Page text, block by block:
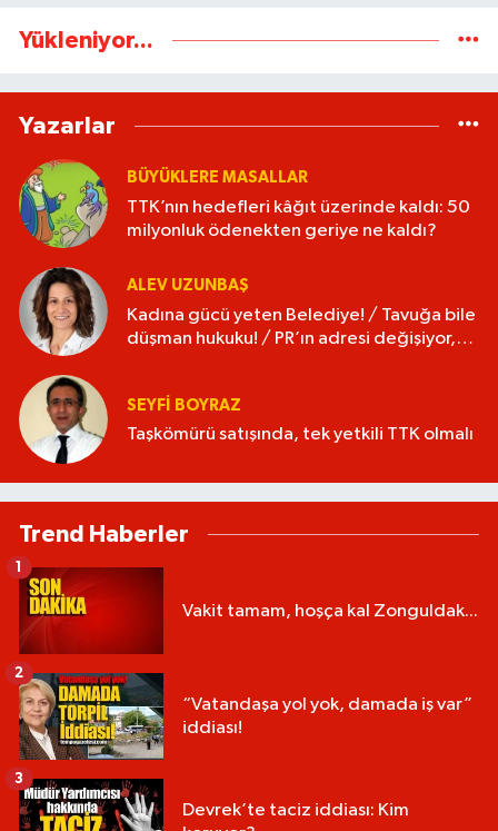
Yükleniyor...
Yazarlar
BÜYÜKLERE MASALLAR
TTK’nın hedefleri kâğıt üzerinde kaldı: 50
milyonluk ödenekten geriye ne kaldı?
ALEV UZUNBAŞ
Kadına gücü yeten Belediye! / Tavuğa bile
düşman hukuku! / PR’ın adresi değişiyor,
SEYFI BOYRAZ
Taşkömürü satışında, tek yetkili TTK olmalı
Trend Haberler
Vakit tamam, hoşça kal Zonguldak...
1
“Vatandaşa yol yok, damada iş var”
iddiası!
2
Devrek’te taciz iddiası: Kim
3